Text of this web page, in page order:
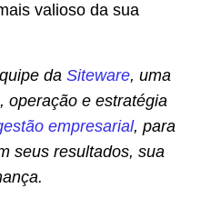
valioso da sua
da Siteware, uma
operação e estratégia
empresarial, para
seus resultados, sua